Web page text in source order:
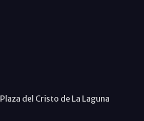
del Cristo de La Laguna